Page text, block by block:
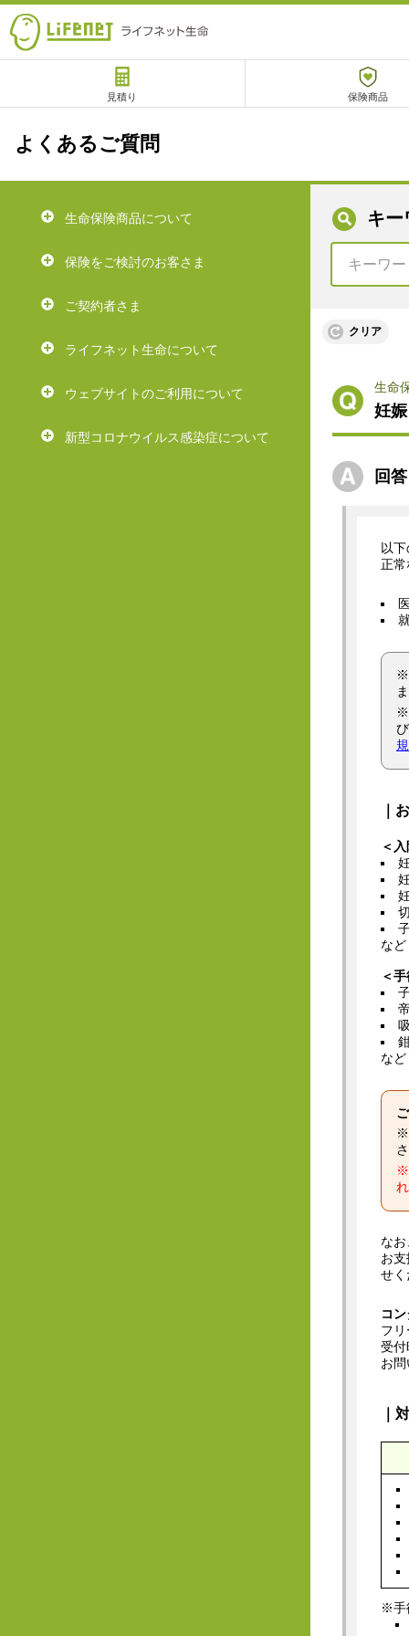
見積り 保険商品
サポート
チャットサポート
よくあるご質問
生命保険商品について
保険をご検討のお客さま
ご契約者さま
ライフネット生命について
ウェブサイトのご利用について
新型コロナウイルス感染症について
キー
クリア
生命
妊
回答
以
正常
※
※
｜
＜
など
＜
など
※
※
な
お
せく
コ
フ
受付
お
｜
※手